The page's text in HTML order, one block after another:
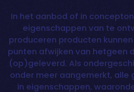
In het aanbod of in
eigenschappen van te
produceren producten
punten afwijken van hetgeen
(op)geleverd. Als
onder meer aangemerkt, alle
in eigenschappen,